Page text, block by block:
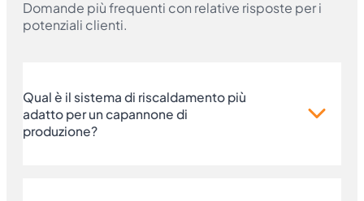
Domande più frequenti con relative risposte per i
potenziali clienti.
Qual è il sistema di riscaldamento più
adatto per un capannone di
produzione?